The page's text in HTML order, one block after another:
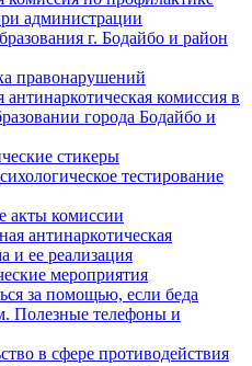
администрации
г. Бодайбо и район
правонарушений
комиссия в
города Бодайбо и
стикеры
тестирование
акты комиссии
антинаркотическая
и ее реализация
мероприятия
за помощью, если беда
Полезные телефоны и
в сфере противодействия